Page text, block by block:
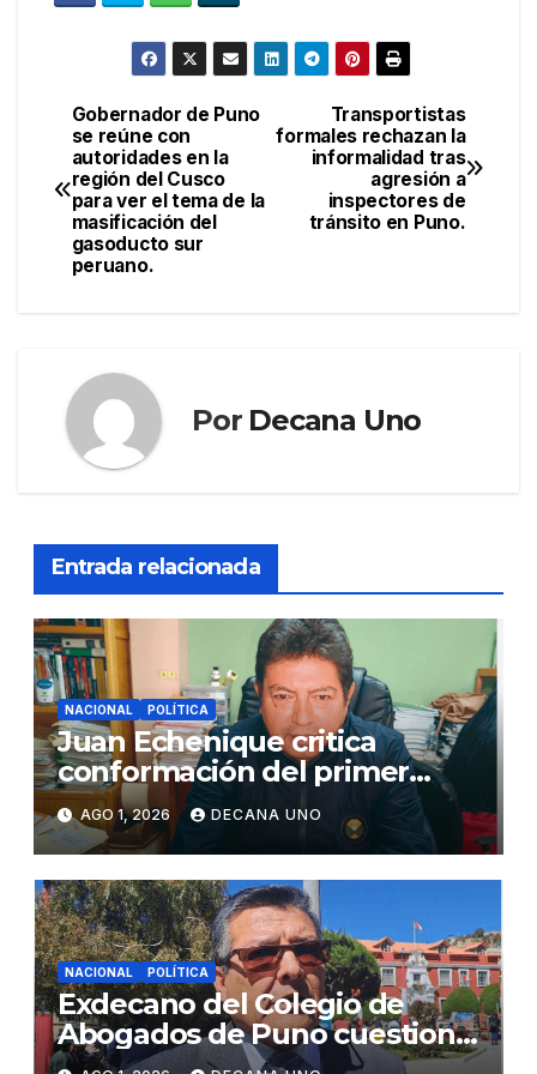
Navegación
de
entradas
Transportistas
formales rechazan la
informalidad tras
agresión a
inspectores de
tránsito en Puno.
Gobernador de Puno
se reúne con
autoridades en la
región del Cusco
para ver el tema de la
masificación del
gasoducto sur
peruano.
Por Decana Uno
Entrada relacionada
NACIONAL POLÍTICA
Juan Echenique critica
conformación del primer
gabinete ministerial de Keiko
Fujimori
AGO 1, 2026 DECANA UNO
NACIONAL POLÍTICA
Exdecano del Colegio de
Abogados de Puno cuestiona
propuestas sobre seguridad